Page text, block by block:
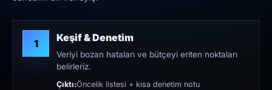
1 Keşif & Denetim
Veriyi bozan hataları ve bütçeyi eriten noktaları
belirleriz.
Çıktı:Öncelik listesi + kısa denetim notu